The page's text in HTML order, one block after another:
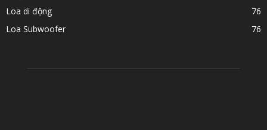
Loa di động
76
Loa Subwoofer
76